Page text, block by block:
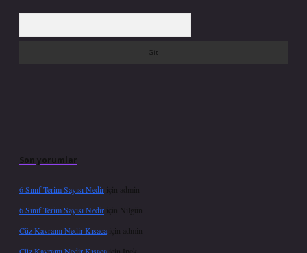
Son yorumlar
6 Sınıf Terim Sayısı Nedir için
admin
6 Sınıf Terim Sayısı Nedir için Nilgün
Cüz Kavramı Nedir Kısaca için
admin